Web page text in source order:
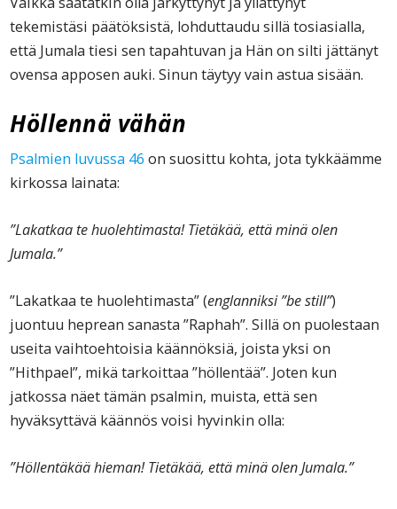
tekemistäsi päätöksistä, lohduttaudu sillä tosiasialla,
että Jumala tiesi sen tapahtuvan ja Hän on silti jättänyt
ovensa apposen auki. Sinun täytyy vain astua sisään.
Höllennä vähän
Psalmien luvussa 46 on suosittu kohta, jota tykkäämme
kirkossa lainata:
”Lakatkaa te huolehtimasta! Tietäkää, että minä olen
Jumala.”
”Lakatkaa te huolehtimasta” (englanniksi ”be still”)
juontuu heprean sanasta ”Raphah”. Sillä on puolestaan
useita vaihtoehtoisia käännöksiä, joista yksi on
”Hithpael”, mikä tarkoittaa ”höllentää”. Joten kun
jatkossa näet tämän psalmin, muista, että sen
hyväksyttävä käännös voisi hyvinkin olla:
”Höllentäkää hieman! Tietäkää, että minä olen Jumala.”